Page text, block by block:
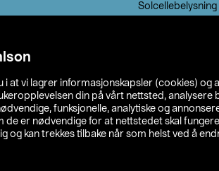
i at vi lagrer informasjonskapsler (cookies) og
din på vårt nettsted, analysere
funksjonelle, analytiske og
er nødvendige for at nettstedet skal
og kan trekkes tilbake når som helst ved å
Solcellebelysning